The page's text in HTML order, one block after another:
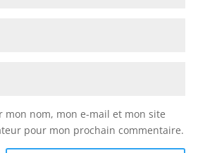
mon nom, mon e-mail et mon site
pour mon prochain commentaire.